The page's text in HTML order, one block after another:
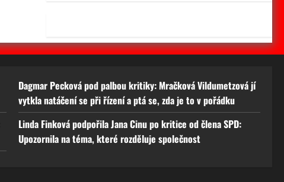
Dagmar Pecková pod palbou kritiky: Mračková Vildumetzová jí
vytkla natáčení se při řízení a ptá se, zda je to v pořádku
Linda Finková podpořila Jana Cinu po kritice od člena SPD:
Upozornila na téma, které rozděluje společnost